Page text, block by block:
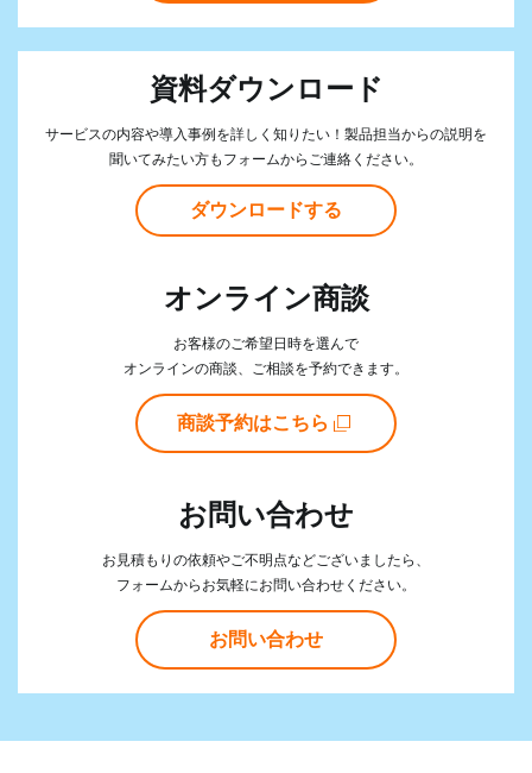
資料ダウンロード
サービスの内容や導入事例を詳しく知りたい！製品担当からの説明を
聞いてみたい方もフォームからご連絡ください。
ダウンロードする
オンライン商談
お客様のご希望日時を選んで
オンラインの商談、ご相談を予約できます。
商談予約はこちら
お問い合わせ
お見積もりの依頼やご不明点などございましたら、
フォームからお気軽にお問い合わせください。
お問い合わせ